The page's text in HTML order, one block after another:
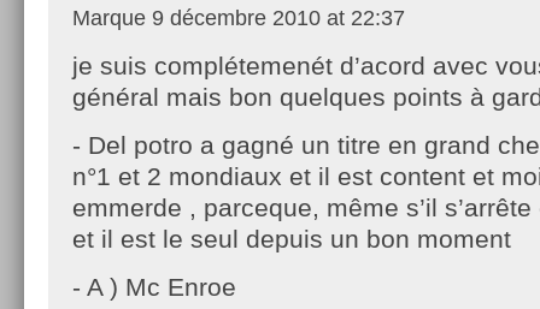
Marque 9 décembre 2010 at 22:37
je suis complétemenét d’acord avec
général mais bon quelques points à
- Del potro a gagné un titre en grand
n°1 et 2 mondiaux et il est content et
emmerde , parceque, même s’il
et il est le seul depuis un bon moment
- A ) Mc Enroe